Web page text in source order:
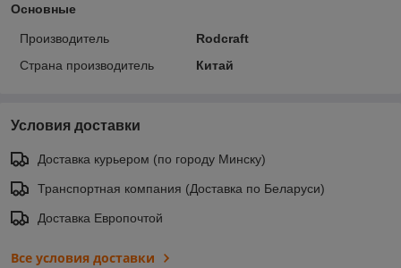
Основные
Производитель
Rodcraft
Страна производитель
Китай
Условия доставки
Доставка курьером (по городу Минску)
Транспортная компания (Доставка по Беларуси)
Доставка Европочтой
Все условия доставки